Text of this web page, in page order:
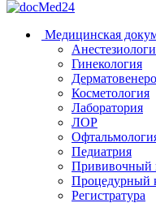
Медицинская
Гинекология
Косметология
Лаборатория
ЛОР
Педиатрия
Прививочный
Процедурный
Регистратура